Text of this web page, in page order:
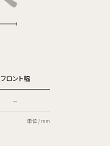
フロント幅
--
単位 / mm